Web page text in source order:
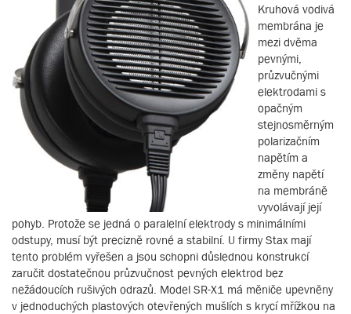
Kruhová vodivá
membrána je
mezi dvěma
pevnými,
průzvučnými
elektrodami s
opačným
stejnosměrným
polarizačním
napětím a
změny napětí
na membráně
vyvolávají její
pohyb. Protože se jedná o paralelní elektrody s minimálními
odstupy, musí být precizně rovné a stabilní. U firmy Stax mají
tento problém vyřešen a jsou schopni důslednou konstrukcí
zaručit dostatečnou průzvučnost pevných elektrod bez
nežádoucích rušivých odrazů. Model SR-X1 má měniče upevněny
v jednoduchých plastových otevřených mušlích s krycí mřížkou na